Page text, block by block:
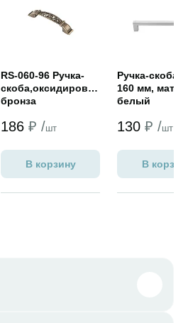
RS-060-96 Ручка-
скоба,оксидированная
бронза
186 ₽ /шт
В корзину
Ручка-скоба
160 мм,
белый
130 ₽ /шт
В